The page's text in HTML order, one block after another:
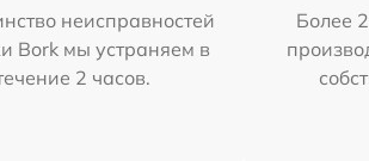
неисправностей
Bork мы устраняем в
2 часов.
Более